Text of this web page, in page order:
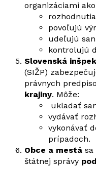
organizáciami ako
povoľujú
udeľujú
kontrolujú
Slovenská
(SIŽP)
právnych
krajiny.
ukladať
vydávať
vykonávať
prípadoch.
Obce a mestá sa
štátnej správy